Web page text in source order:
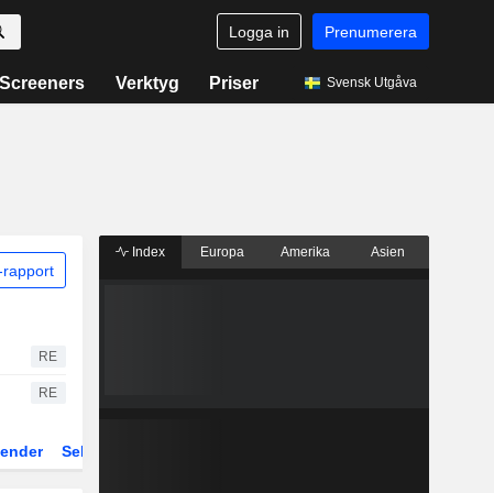
Logga in Prenumerera
Screeners Verktyg Priser Svensk Utgåva
rapport
RE
RE
Sektor
Index Europa Amerika Asien